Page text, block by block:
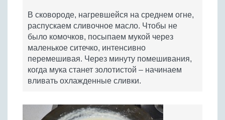
В сковороде, нагревшейся на среднем огне,
распускаем сливочное масло. Чтобы не
было комочков, посыпаем мукой через
маленькое ситечко, интенсивно
перемешивая. Через минуту помешивания,
когда мука станет золотистой – начинаем
вливать охлажденные сливки.